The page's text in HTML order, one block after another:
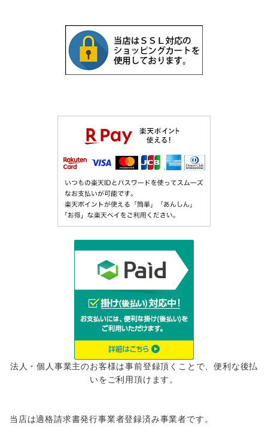
法人・個人事業主のお客様は事前登録頂くことで、便利な後払
いをご利用頂けます。
当店は適格請求書発行事業者登録済み事業者です。